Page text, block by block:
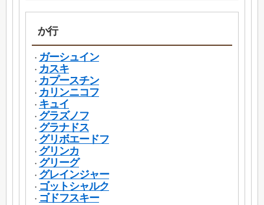
か行
・ ガーシュイン
・ カスキ
・ カプースチン
・ カリンニコフ
・ キュイ
・ グラズノフ
・ グラナドス
・ グリボエードフ
・ グリンカ
・ グリーグ
・ グレインジャー
・ ゴットシャルク
・ ゴドフスキー